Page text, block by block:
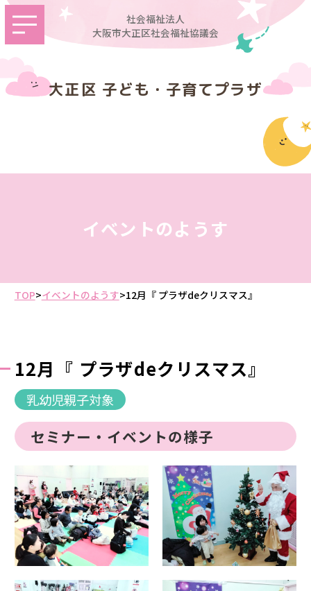
社会福祉法人
大阪市大正区社会福祉協議会
大正区 子ども・子育てプラザ
イベントのようす
TOP>イベントのようす>12月『 プラザdeクリスマス』
12月『 プラザdeクリスマス』
乳幼児親子対象
セミナー・イベントの様子